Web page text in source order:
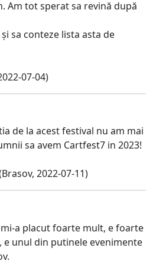
Am tot sperat sa revină după
sa conteze lista asta de
07-04)
de la acest festival nu am mai
sa avem Cartfest7 in 2023!
2022-07-11)
a placut foarte mult, e foarte
e unul din putinele evenimente